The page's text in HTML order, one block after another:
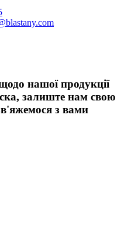
нашої продукції
залиште нам свою
з вами